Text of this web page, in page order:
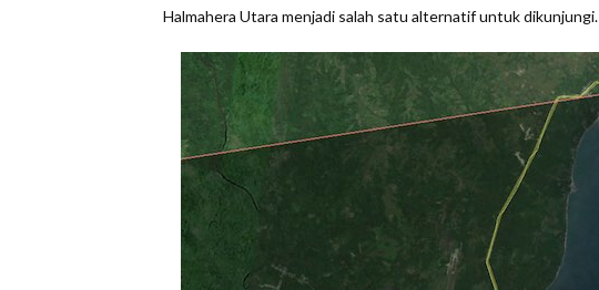
Halmahera Utara menjadi salah satu alternatif untuk dikunjungi.